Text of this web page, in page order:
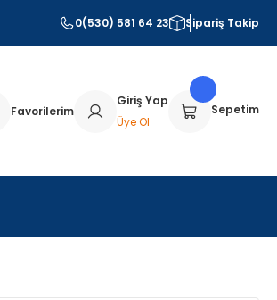
0(530) 581 64 23 Sipariş Takip
Favorilerim
Giriş Yap
Üye Ol
Sepetim